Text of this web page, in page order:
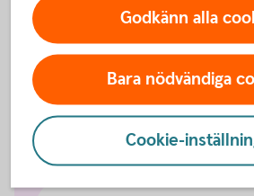
Digitala tjänster
Bli kund
Räntor, priser och
Godkänn alla
Bara nödvändiga
Cookie-